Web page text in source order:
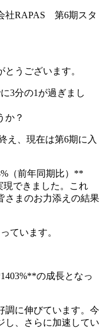
うございます。
3分の1が過ぎまし
か？
え、現在は第6期に入
（前年同期比）**
現できました。これ
さまのお力添えの結果
ています。
の成長となっ
調に伸びています。今
し、さらに加速してい